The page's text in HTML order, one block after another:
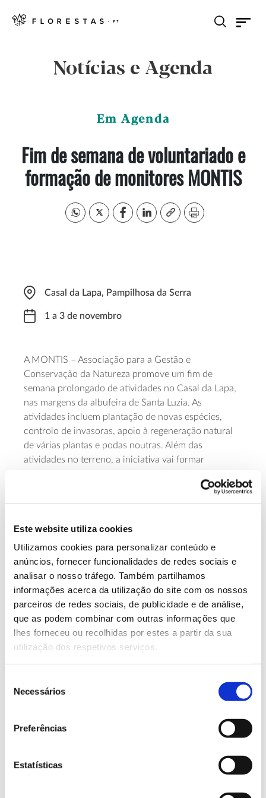
Este website utiliza cookies
Utilizamos cookies para personalizar conteúdo e
anúncios, fornecer funcionalidades de redes sociais e
analisar o nosso tráfego. Também partilhamos
informações acerca da utilização do site com os nossos
parceiros de redes sociais, de publicidade e de análise,
que as podem combinar com outras informações que
lhes forneceu ou recolhidas por estes a partir da sua
utilização dos respetivos serviços.
Necessários
Preferências
Estatísticas
Notícias e Agenda
Em Agenda
Fim de semana de voluntariado e
formação de monitores MONTIS
Casal da Lapa, Pampilhosa da Serra
1 a 3 de novembro
A MONTIS – Associação para a Gestão e
Conservação da Natureza promove um fim de
semana prolongado de atividades no Casal da Lapa,
nas margens da albufeira de Santa Luzia. As
atividades incluem plantação de novas espécies,
controlo de invasoras, apoio à regeneração natural
de várias plantas e podas noutras. Além das
atividades no terreno, a iniciativa vai formar
monitores que se queiram juntar à associação para,
futuramente, ajudar na coordenação de ações de
voluntariado. O ponto de encontro está marcado
atividade prolongam-se até às 16:00 de dia 3 de
novembro. Quem pretenda apenas participar como
voluntário poderá participar nos dias 2 e 3 de
novembro. Em qualquer dos casos, é necessária
inscrição prévia.
Saiba mais sobre este fim de semana
MONTIS na Pampilhosa da Serra
Genoma do priolo e de outras espécies em risco: